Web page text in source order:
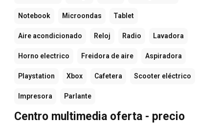
Notebook Microondas Tablet
Aire acondicionado Reloj Radio Lavadora
Horno electrico Freidora de aire Aspiradora
Playstation Xbox Cafetera Scooter eléctrico
Impresora Parlante
Centro multimedia oferta - precio